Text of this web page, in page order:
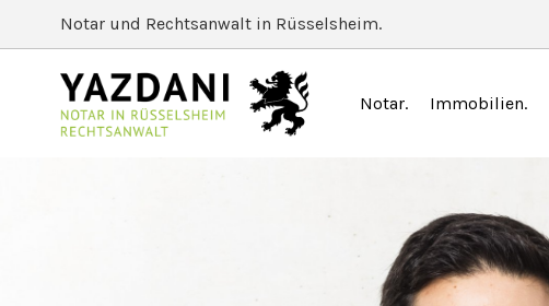
Notar und Rechtsanwalt in Rüsselsheim.
Notar Immobilien